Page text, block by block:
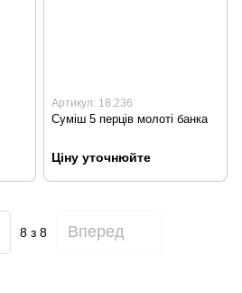
Артикул: 18.236
Суміш 5 перців молоті банка
Ціну уточнюйте
8з 8 Вперед